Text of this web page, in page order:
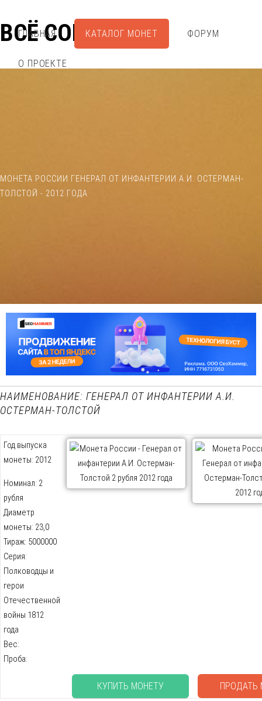
ВСЁ СОБРАЛ
ГЛАВНАЯ КАТАЛОГ МОНЕТ ФОРУМ
О ПРОЕКТЕ
МОНЕТА РОССИИ ГЕНЕРАЛ ОТ ИНФАНТЕРИИ А.И. ОСТЕРМАН-
ТОЛСТОЙ - 2012 ГОДА
НАИМЕНОВАНИЕ: ГЕНЕРАЛ ОТ ИНФАНТЕРИИ А.И.
ОСТЕРМАН-ТОЛСТОЙ
Год выпуска
монеты: 2012
Номинал: 2
рубля
Диаметр
монеты: 23,0
Тираж: 5000000
Серия:
Полководцы и
герои
Отечественной
войны 1812
года
Вес:
Проба:
КУПИТЬ МОНЕТУ ПРОДАТЬ